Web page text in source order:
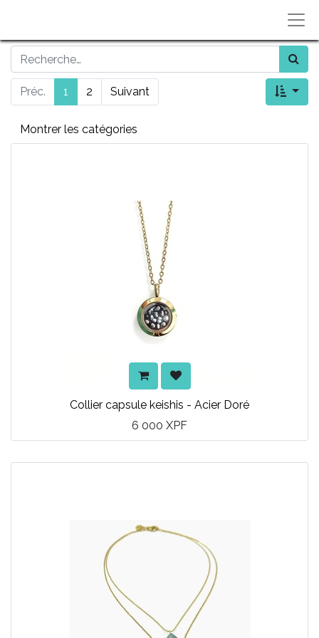
Préc. 1 2 Suivant
Montrer les catégories
Collier capsule keishis - Acier Doré
6 000 XPF